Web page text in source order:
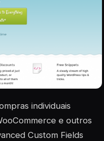
individuais
e outros
Custom Fields